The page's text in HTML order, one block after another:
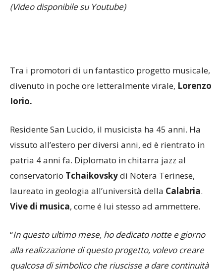
(Video disponibile su Youtube)
Tra i promotori di un fantastico progetto musicale,
divenuto in poche ore letteralmente virale, Lorenzo
Iorio.
Residente San Lucido, il musicista ha 45 anni. Ha
vissuto all’estero per diversi anni, ed è rientrato in
patria 4 anni fa. Diplomato in chitarra jazz al
conservatorio Tchaikovskydi Notera Terinese,
laureato in geologia all’università della Calabria.
Vive di musica, come é lui stesso ad ammettere.
“In questo ultimo mese, ho dedicato notte e giorno
alla realizzazione di questo progetto, volevo creare
qualcosa di simbolico che riuscisse a dare continuità